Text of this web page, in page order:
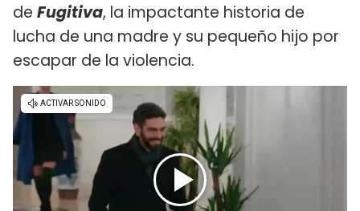
de Fugitiva, la impactante historia de
lucha de una madre y su pequeño hijo por
escapar de la violencia.